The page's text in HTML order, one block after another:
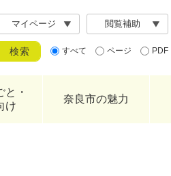
マイページ 閲覧補助
すべて ページ PDF
と・
け
奈良市の魅力